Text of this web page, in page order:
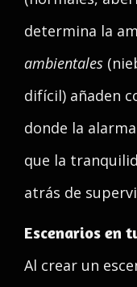
determina la
ambientales
difícil) añaden
donde la
que la
atrás de
Escenarios en
Al crear un